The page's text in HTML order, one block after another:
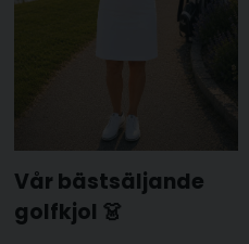
Vår bästsäljande
golfkjol 👗